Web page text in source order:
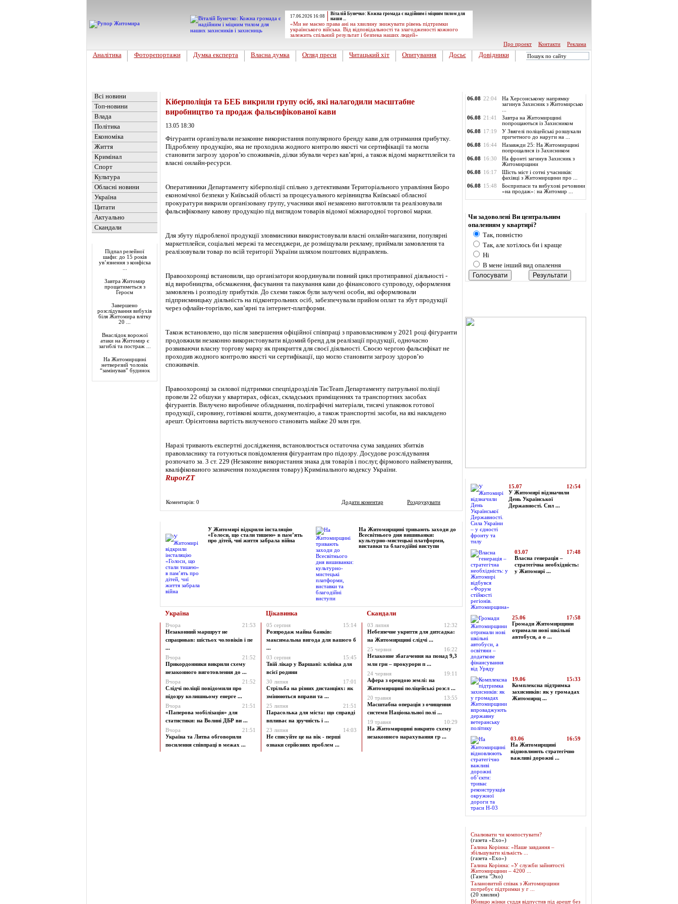
17.06.2026 16:08
Віталій Бунечко: Кожна громада є надійним і міцним тилом для
наши ...
«Ми не маємо права ані на хвилину знижувати рівень підтримки
українського війська. Від відповідальності та злагодженості кожного
залежить спільний результат і безпека наших людей»
Про проект
Контакти Реклама
Аналітика Фоторепортажи Думка експерта Власна думка Огляд преси Читацький хіт Опитування Досьє Довідники
Всі новини
Топ-новини
Влада
Політика
Економіка
Життя
Кримінал
Спорт
Культура
Обласні новини
Україна
Цитати
Актуально
Скандали
Підпал релейної
шафи: до 15 років
ув’язнення з конфіска
Завтра Житомир
прощатиметься з
Героєм
Завершено
розслідування вибухів
біля Житомира влітку
20 ...
Внаслідок ворожої
атаки на Житомир є
загиблі та постраж ...
На Житомирщині
нетверезий чоловік
“замінував” будинок
Кіберполіція та БЕБ викрили групу осіб, які налагодили масштабне
виробництво та продаж фальсифікованої кави
13.05 18:30
Фігуранти організували незаконне використання популярного бренду кави для отримання прибутку.
Підроблену продукцію, яка не проходила жодного контролю якості чи сертифікації та могла
становити загрозу здоров’ю споживачів, ділки збували через кавʼярні, а також відомі маркетплейси та
власні онлайн-ресурси.
Оперативники Департаменту кіберполіції спільно з детективами Територіального управління Бюро
економічної безпеки у Київській області за процесуального керівництва Київської обласної
прокуратури викрили організовану групу, учасники якої незаконно виготовляли та реалізовували
фальсифіковану кавову продукцію під виглядом товарів відомої міжнародної торгової марки.
Для збуту підробленої продукції зловмисники використовували власні онлайн-магазини, популярні
маркетплейси, соціальні мережі та месенджери, де розміщували рекламу, приймали замовлення та
реалізовували товар по всій території України шляхом поштових відправлень.
Правоохоронці встановили, що організатори координували повний цикл протиправної діяльності -
від виробництва, обсмаження, фасування та пакування кави до фінансового супроводу, оформлення
замовлень і розподілу прибутків. До схеми також були залучені особи, які оформлювали
підприємницьку діяльність на підконтрольних осіб, забезпечували прийом оплат та збут продукції
через офлайн-торгівлю, кавʼярні та інтернет-платформи.
Також встановлено, що після завершення офіційної співпраці з правовласником у 2021 році фігуранти
продовжили незаконно використовувати відомий бренд для реалізації продукції, одночасно
розвиваючи власну торгову марку як прикриття для своєї діяльності. Своєю чергою фальсифікат не
проходив жодного контролю якості чи сертифікації, що могло становити загрозу здоров’ю
споживачів.
Правоохоронці за силової підтримки спецпідрозділів TacTeam Департаменту патрульної поліції
провели 22 обшуки у квартирах, офісах, складських приміщеннях та транспортних засобах
фігурантів. Вилучено виробниче обладнання, поліграфічні матеріали, тисячі упаковок готової
продукції, сировину, готівкові кошти, документацію, а також транспортні засоби, на які накладено
арешт. Орієнтовна вартість вилученого становить майже 20 млн грн.
Наразі тривають експертні дослідження, встановлюється остаточна сума завданих збитків
правовласнику та готуються повідомлення фігурантам про підозру. Досудове розслідування
розпочато за. 3 ст. 229 (Незаконне використання знака для товарів і послуг, фірмового найменування,
кваліфікованого зазначення походження товару) Кримінального кодексу України.
RuporZT
Коментарів: 0 Додати коментар Роздрукувати
У Житомирі відкрили інсталяцію
«Голоси, що стали тишею» в пам’ять
про дітей, чиї життя забрала війна
На Житомирщині тривають заходи до
Всесвітнього дня вишиванки:
культурно-мистецькі платформи,
виставки та благодійні виступи
Україна Цікавинка Скандали
Вчора
21:53
Незаконний маршрут не
спрацював: шістьох чоловіків і пе
...
Вчора
21:52
Прикордонники викрили схему
незаконного виготовлення до ...
Вчора
21:52
Слідчі поліції повідомили про
підозру колишньому енерге ...
Вчора
21:51
«Паперова мобілізація» для
статистики: на Волині ДБР ви ...
Вчора
21:51
Україна та Литва обговорили
посилення співпраці в межах ...
05 серпня
15:14
Розпродаж майна банків:
максимальна вигода для вашого б
...
03 серпня
15:45
Твій лікар у Варшаві: клініка для
всієї родини
30 липня
17:01
Стрільба на різних дистанціях: як
змінюються вправи та ...
25 липня
21:51
Парасолька для міста: що справді
впливає на зручність і ...
23 липня
14:03
Не списуйте це на вік - перші
ознаки серйозних проблем ...
03 липня
12:32
Небезпечне укриття для дитсадка:
на Житомирщині слідчі ...
25 червня
16:22
Незаконне збагачення на понад 9,3
млн грн – прокурори п ...
24 червня
19:11
Афера з орендою землі: на
Житомирщині поліцейські розсл ...
20 травня
13:55
Масштабна операція з очищення
системи Національної полі ...
19 травня
10:29
На Житомирщині викрито схему
незаконного нарахування гр ...
06.08 22:04
На Херсонському напрямку
загинув Захисник з Житомирсько
06.08 21:41
Завтра на Житомирщині
попрощаються із Захисником
06.08 17:19
У Звягелі поліцейські розшукали
причетного до наруги на ...
06.08 16:44
Назавжди 25: На Житомирщині
попрощалися із Захисником
06.08 16:30
На фронті загинув Захисник з
Житомирщини
06.08 16:17
Шість міст і сотні учасників:
фахівці з Житомирщини про ...
06.08 15:48
Боєприпаси та вибухові речовини
«на продаж»: на Житомир ...
Чи задоволені Ви центральним
опаленням у квартирі?
Так, повністю
Так, але хотілось би і краще
Ні
В мене інший вид опалення
15.07
12:54
У Житомирі відзначили
День Української
Державності. Сил ...
03.07
17:48
Власна генерація –
стратегічна необхідність:
у Житомирі ...
25.06
17:58
Громади Житомирщини
отримали нові шкільні
автобуси, а о ...
19.06
15:33
Комплексна підтримка
захисників: як у громадах
Житомирщ ...
03.06
16:59
На Житомирщині
відновлюють стратегічно
важливі дорожні ...
Спалювати чи компостувати?
(газета «Ехо»)
Галина Корінна: «Наше завдання –
збільшувати кількість ...
(газета «Ехо»)
Галина Корінна: «У служби зайнятості
Житомирщини – 4200 ...
(Газета "Эхо)
Талановитий співак з Житомирщини
потребує підтримки у г ...
(20 хвилин)
Вбивцю жінки суддя відпустив під арешт без